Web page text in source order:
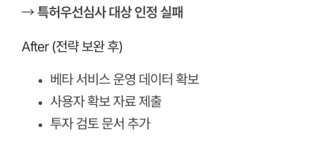
→특허우선심사 대상 인정 실패
After (전략 보완 후)
베타 서비스 운영 데이터 확보
사용자 확보 자료 제출
투자 검토 문서 추가